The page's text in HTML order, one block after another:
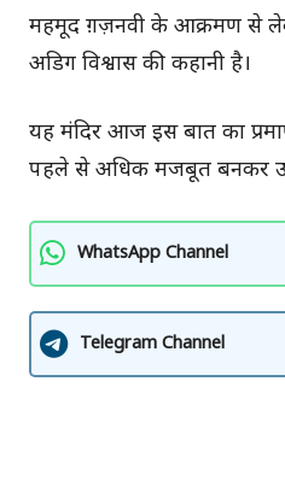
महमूद ग़ज़नवी के आक्रमण से
अडिग विश्वास की कहानी है।
यह मंदिर आज इस बात का
पहले से अधिक मजबूत बनकर
WhatsApp Channel
Telegram Channel